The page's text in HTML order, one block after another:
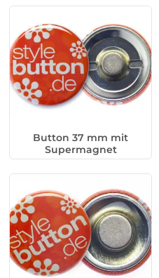
Button 37 mm mit
Supermagnet